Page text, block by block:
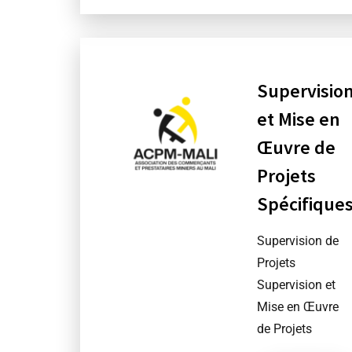
et Mise en
Œuvre de
Projets
Supervision de
Projets
Supervision et
Mise en Œuvre
de Projets